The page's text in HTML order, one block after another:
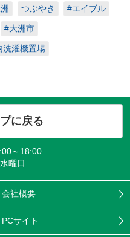
つぶやき #エイブル
#大洲市
洗濯機置場
に戻る
～18:00
曜日
会社概要
PCサイト